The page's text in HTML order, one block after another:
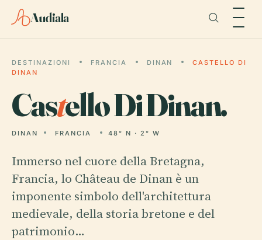
Audiala
DESTINAZIONI FRANCIA DINAN
CASTELLO DI
DINAN
Castello Di Dinan.
DINAN FRANCIA 48° N · 2° W
Immerso nel cuore della Bretagna,
Francia, lo Château de Dinan è un
imponente simbolo dell'architettura
medievale, della storia bretone e del
patrimonio…